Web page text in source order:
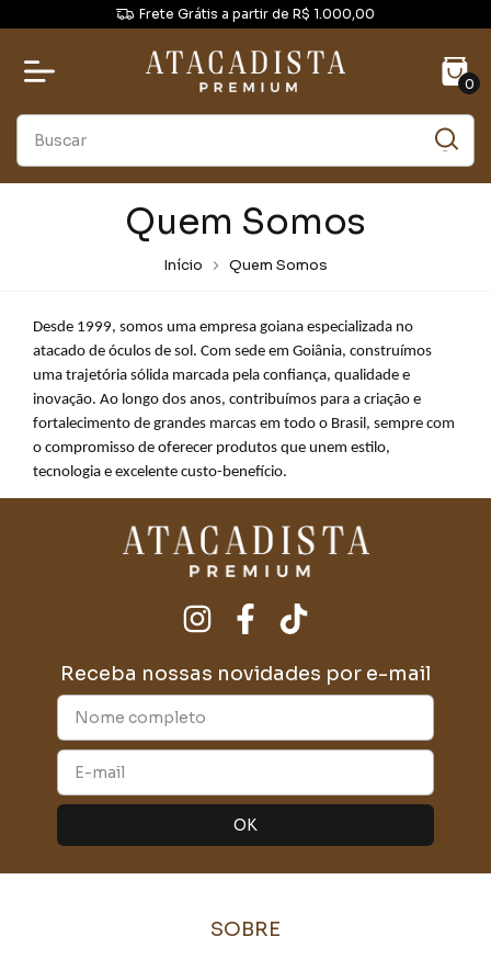
Frete Grátis a partir de R$ 1.000,00
0
Quem Somos
Início Quem Somos
Desde 1999, somos uma empresa goiana especializada no
atacado de óculos de sol. Com sede em Goiânia, construímos
uma trajetória sólida marcada pela confiança, qualidade e
inovação. Ao longo dos anos, contribuímos para a criação e
fortalecimento de grandes marcas em todo o Brasil, sempre com
o compromisso de oferecer produtos que unem estilo,
tecnologia e excelente custo-benefício.
Receba nossas novidades por e-mail
SOBRE